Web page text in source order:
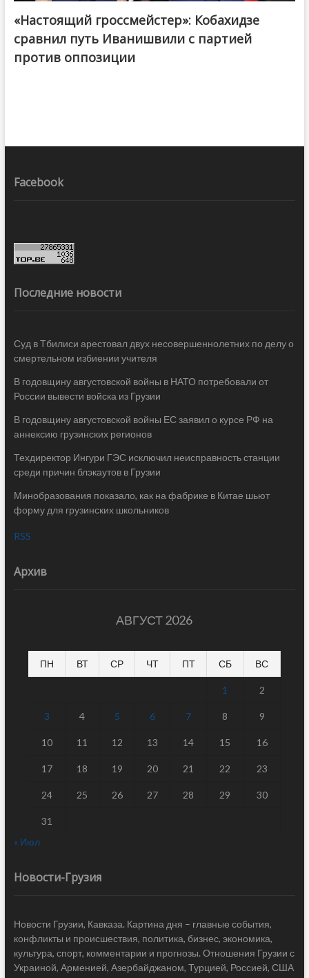
@ქართული ოცნება / Georgian Dream
«Настоящий гроссмейстер»: Кобахидзе
сравнил путь Иванишвили с партией
против оппозиции
Facebook
Последние новости
Суд в Тбилиси арестовал двух несовершеннолетних по делу о
смертельном избиении учителя
В годовщину августовской войны в НАТО потребовали от
России вывести войска из Грузии
В годовщину августовской войны ЕС заявил о курсе РФ на
аннексию грузинских регионов
Техдиректор Ингури ГЭС исключил неисправность станции
среди причин блэкаутов в Грузии
Минобразования показало, как на фабрике в Китае шьют
форму для грузинских школьников
RSS
Архив
АВГУСТ 2026
ПН ВТ СР ЧТ ПТ СБ ВС
1 2
3 4 5 6 7 8 9
10 11 12 13 14 15 16
17 18 19 20 21 22 23
24 25 26 27 28 29 30
31
« Июл
Новости-Грузия
Новости Грузии, Кавказа. Картина дня – главные события,
конфликты и происшествия, политика, бизнес, экономика,
культура, спорт, комментарии и прогнозы. Отношения Грузии с
Украиной, Арменией, Азербайджаном, Турцией, Россией, США